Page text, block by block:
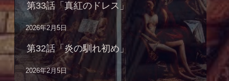
第33話「真紅のドレス」
2026年2月5日
第32話「炎の馴れ初め」
2026年2月5日